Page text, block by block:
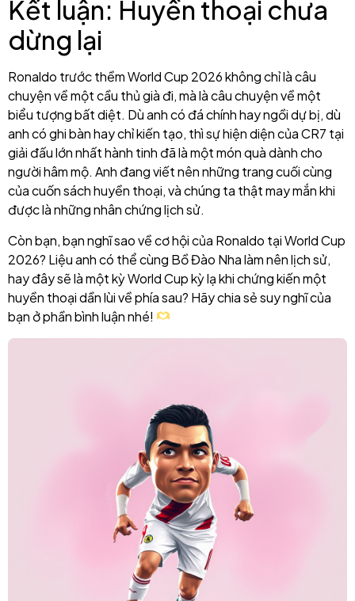
Kết luận: Huyền thoại chưa
dừng lại
Ronaldo trước thềm World Cup 2026 không chỉ là câu
chuyện về một cầu thủ già đi, mà là câu chuyện về một
biểu tượng bất diệt. Dù anh có đá chính hay ngồi dự bị, dù
anh có ghi bàn hay chỉ kiến tạo, thì sự hiện diện của CR7 tại
giải đấu lớn nhất hành tinh đã là một món quà dành cho
người hâm mộ. Anh đang viết nên những trang cuối cùng
của cuốn sách huyền thoại, và chúng ta thật may mắn khi
được là những nhân chứng lịch sử.
Còn bạn, bạn nghĩ sao về cơ hội của Ronaldo tại World Cup
2026? Liệu anh có thể cùng Bồ Đào Nha làm nên lịch sử,
hay đây sẽ là một kỳ World Cup kỳ lạ khi chứng kiến một
huyền thoại dần lùi về phía sau? Hãy chia sẻ suy nghĩ của
bạn ở phần bình luận nhé!